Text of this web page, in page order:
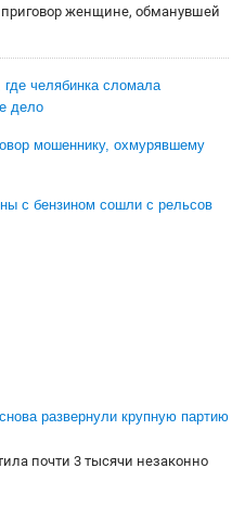
женщине, обманувшей
челябинка сломала
дело
мошеннику, охмурявшему
с бензином сошли с рельсов
развернули крупную партию
почти 3 тысячи незаконно